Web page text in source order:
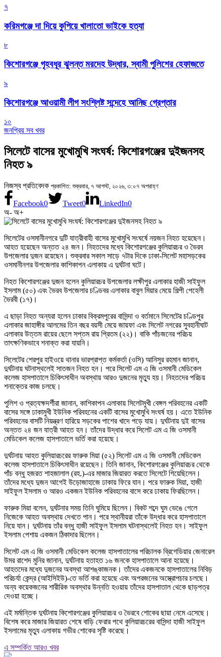
৭
করিমগঞ্জে দা দিয়ে কুপিয়ে খালাতো ভাইকে হত্যা
৮
কিশোরগঞ্জে গৃহবধূর ঝুলন্ত মরদেহ উদ্ধার, স্বামী পুলিশের হেফাজতে
৯
কিশোরগঞ্জে আওয়ামী লীগ সংশ্লিষ্ট সন্দেহে আনিছ গ্রেপ্তার
১০
জনপ্রিয় সব খবর
সিলেটে বাসের মুখোমুখি সংঘর্ষ: কিশোরগঞ্জের দুইজনসহ
নিহত ৯
নিজস্ব প্রতিবেদক প্রকাশিত: শুক্রবার, ৭ আগস্ট, ২০২৬, ৩:০৭ অপরাহ্ণ
Facebook0 Tweet0 LinkedIn0
অ- অ+
সিলেটের ওসমানীনগরে দুটি যাত্রীবাহী বাসের মুখোমুখি সংঘর্ষে নয়জন নিহত হয়েছেন।
আহত হয়েছেন অন্তত ২৪ জন। নিহতদের মধ্যে কিশোরগঞ্জের কুলিয়ারচর ও ভৈরব
উপজেলার দুজন রয়েছেন। শুক্রবার সকাল সাড়ে ৭টার দিকে ঢাকা-সিলেট মহাসড়কের
ওসমানীনগর উপজেলার কাশিকাপন এলাকায় এ দুর্ঘটনা ঘটে।
নিহত কিশোরগঞ্জের দুজন হলেন কুলিয়ারচর উপজেলার লক্ষীপুর এলাকার হাজী সাইফুল
ইসলাম (৫০) এবং ভৈরব উপজেলার চণ্ডিবর এলাকার বাবুল মিয়ার মেয়ে শিল্পী পেহেলী
ভৈরবী (১৭)।
এ ছাড়া নিহত অন্যরা হলেন ঢাকার বিক্রমপুরের বাসিন্দা ও বর্তমানে সিলেটের চণ্ডিপুর
এলাকার জাহাঙ্গীর আলমের তিন বছর বয়সী মেয়ে জায়ফা এবং সিলেট নগরের সুবহানীঘাট
এলাকার উত্তম রায়ের ছেলে সপ্তম রায় প্রিতম (২২)। বাকি পাঁচজনের পরিচয়
তাৎক্ষণিকভাবে শনাক্ত করা যায়নি।
সিলেটের শেরপুর হাইওয়ে থানার ভারপ্রাপ্ত কর্মকর্তা (ওসি) আনিসুর রহমান জানান,
দুর্ঘটনায় ঘটনাস্থলেই সাতজন নিহত হন। পরে সিলেট এম এ জি ওসমানী মেডিকেল
কলেজ হাসপাতালে চিকিৎসাধীন অবস্থায় আরও দুজনের মৃত্যু হয়। নিহতদের পরিচয়
শনাক্তের কাজ চলছে।
পুলিশ ও প্রত্যক্ষদর্শীরা জানান, কাশিকাপন এলাকায় সিলেটমুখী বেঙ্গল পরিবহনের একটি
বাসের সঙ্গে ঢাকামুখী ইউনিক পরিবহনের একটি বাসের মুখোমুখি সংঘর্ষ হয়। এতে ইউনিক
পরিবহনের বাসটি নিয়ন্ত্রণ হারিয়ে সড়কের পাশের খাদে পড়ে যায়। দুর্ঘটনায় দুই বাসের
অন্তত ২৪ জন যাত্রী আহত হন। তাঁদের উদ্ধার করে সিলেট এম এ জি ওসমানী
মেডিকেল কলেজ হাসপাতালে ভর্তি করা হয়েছে।
দুর্ঘটনায় আহত কুলিয়ারচরের ফারুক মিয়া (৫২) সিলেট এম এ জি ওসমানী মেডিকেল
কলেজ হাসপাতালে চিকিৎসাধীন রয়েছেন। তিনি জানান, কিশোরগঞ্জের কুলিয়ারচর থেকে
পাঁচ বন্ধু হজরত শাহজালাল (রহ.)-এর মাজার জিয়ারত করতে সিলেটে গিয়েছিলেন।
তাঁদের মধ্যে দুজন আগেই উড়োজাহাজে ঢাকায় ফিরে যান। পরে ফারুক মিয়া, হাজী
সাইফুল ইসলাম ও আরও একজন ইউনিক পরিবহনের বাসে করে ঢাকায় ফিরছিলেন।
ফারুক মিয়া বলেন, দুর্ঘটনার সময় তিনি ঘুমিয়ে ছিলেন। বিকট শব্দে ঘুম ভেঙে গেলে
নিজেকে আহত অবস্থায় দেখতে পান। পরে স্থানীয়রা তাঁকে উদ্ধার করে হাসপাতালে
নিয়ে যান। দুর্ঘটনায় তাঁর বন্ধু হাজী সাইফুল ইসলাম ঘটনাস্থলেই নিহত হন। সাইফুল
ইসলাম পেশায় একজন ঠিকাদার ছিলেন।
সিলেট এম এ জি ওসমানী মেডিকেল কলেজ হাসপাতালের পরিচালক ব্রিগেডিয়ার জেনারেল
উমর রাশেদ মুনির জানান, দুর্ঘটনায় হতাহত ১৬ জনকে হাসপাতালে আনা হয়েছে।
আহতদের মধ্যে দুজনের অবস্থা আশঙ্কাজনক। তাঁদের একজনকে হাসপাতালের নিবিড়
পরিচর্যা কেন্দ্র (আইসিইউ)-তে ভর্তি করা হয়েছে এবং অপরজনের অস্ত্রোপচার চলছে।
অন্য কয়েকজনের শারীরিক অবস্থার উন্নতি হওয়ায় তাঁদের হাসপাতাল থেকে ছাড়পত্র
দেওয়া হচ্ছে।
এই মর্মান্তিক দুর্ঘটনায় কিশোরগঞ্জের কুলিয়ারচর ও ভৈরবে শোকের ছায়া নেমে এসেছে।
বিশেষ করে মাজার জিয়ারত শেষে বাড়ি ফেরার পথে কুলিয়ারচরের বাসিন্দা হাজী সাইফুল
ইসলামের মৃত্যু এলাকায় গভীর শোকের সৃষ্টি করেছে।
এ সম্পর্কিত আরও খবর